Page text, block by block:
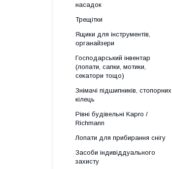
насадок
Трещітки
Ящики для інструментів,
органайзери
Господарський інвентар
(лопати, сапки, мотики,
секатори тощо)
Знімачі підшипників, стопорних
кілець
Рівні будівельні Kapro /
Richmann
Лопати для прибирання снігу
Засоби індивіддуального
захисту